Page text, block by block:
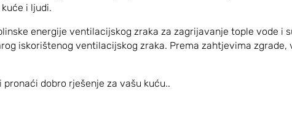
i ljudi.
energije ventilacijskog zraka za zagrijavanje tople vode i
iskorištenog ventilacijskog zraka. Prema zahtjevima zgrade,
dobro rješenje za vašu kuću..